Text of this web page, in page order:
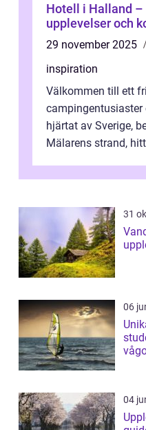
Hotell i Halland –
upplevelser och
29 november 2025
inspiration
Välkommen till ett
hjärtat av Sverige,
Mälarens strand,
31
06
04